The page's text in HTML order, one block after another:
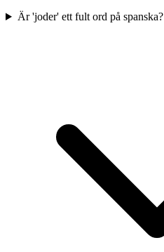
Är 'joder' ett fult ord på spanska?